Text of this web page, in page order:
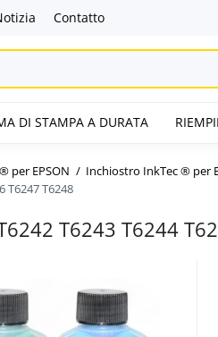
Contatto
DI STAMPA A DURATA
per EPSON
Inchiostro InkTec ® per
T6247 T6248
T6243 T6244